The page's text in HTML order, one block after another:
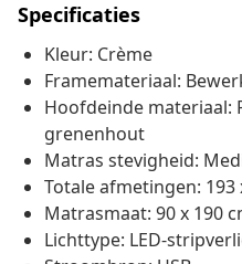
Specificaties
Kleur: Crème
Framemateriaal:
Hoofdeinde materiaal:
grenenhout
Matras stevigheid:
Totale afmetingen: 193
Matrasmaat: 90 x 190
Lichttype: LED-